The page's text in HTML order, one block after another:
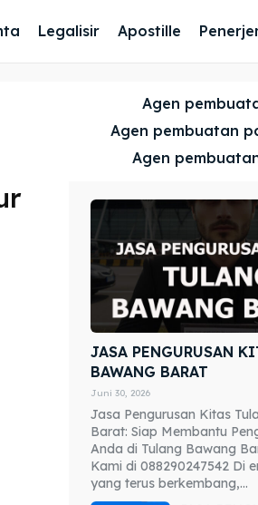
Legalisir Apostille
Agen
Agen pembuatan
Agen
JASA PENGURUSAN
BAWANG BARAT
Juni 30, 2026
Jasa Pengurusan Kitas
Barat: Siap Membantu
Anda di Tulang Bawang
Kami di 088290247542 Di
yang terus berkembang,...